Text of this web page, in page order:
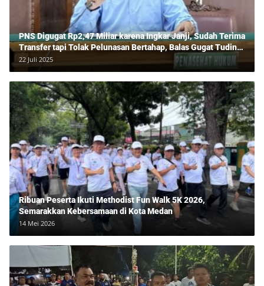
PNS Digugat Rp2,47 Miliar karena Ingkar Janji, Sudah Terima
Transfer tapi Tolak Pelunasan Bertahap, Balas Gugat Tuding
Lawan Tipu Rp850 Juta
22 Juli 2025
Ribuan Peserta Ikuti Methodist Fun Walk 5K 2026,
Semarakkan Kebersamaan di Kota Medan
14 Mei 2026